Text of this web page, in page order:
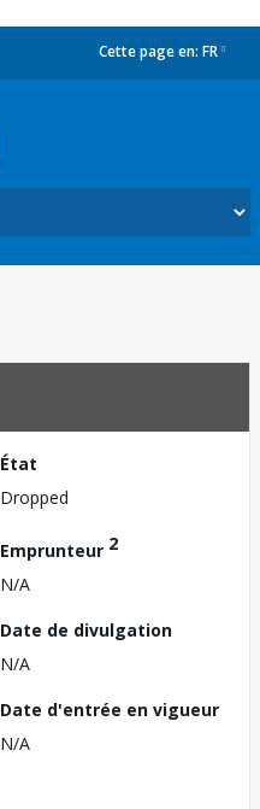
Cette page en: FR
État
Dropped
Emprunteur 2
N/A
Date de divulgation
N/A
Date d'entrée en vigueur
N/A